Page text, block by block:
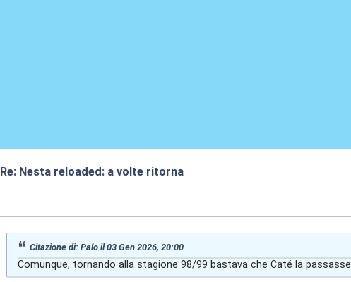
Re: Nesta reloaded: a volte ritorna
Citazione di: Palo il 03 Gen 2026, 20:00
Comunque, tornando alla stagione 98/99 bastava che Caté la passasse